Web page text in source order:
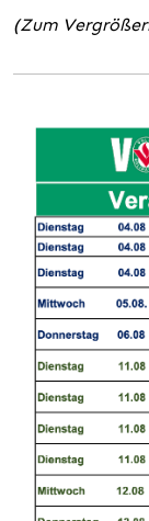
(Zum